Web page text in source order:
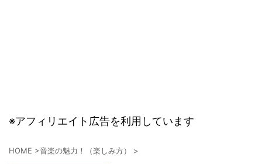
※アフィリエイト広告を利用しています
HOME >音楽の魅力！（楽しみ方） >